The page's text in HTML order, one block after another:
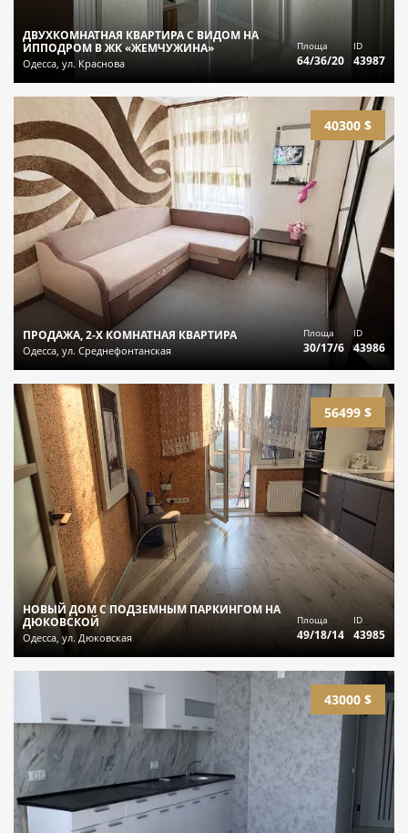
ДВУХКОМНАТНАЯ КВАРТИРА С ВИДОМ НА
ИППОДРОМ В ЖК «ЖЕМЧУЖИНА»
Одесса, ул. Краснова
Площа
64/36/20
ID
43987
40300 $
ПРОДАЖА, 2-Х КОМНАТНАЯ КВАРТИРА
Одесса, ул. Среднефонтанская
Площа
30/17/6
ID
43986
56499 $
НОВЫЙ ДОМ С ПОДЗЕМНЫМ ПАРКИНГОМ НА
ДЮКОВСКОЙ
Одесса, ул. Дюковская
Площа
49/18/14
ID
43985
43000 $